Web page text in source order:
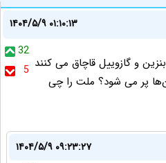
۱۴۰۴/۵/۹ ۰۱:۱۰:۱۳
32
5 و گازوییل قاچاق می کنند
پر می شود؟ ملت را چی
۱۴۰۴/۵/۹ ۰۹:۲۳:۲۷